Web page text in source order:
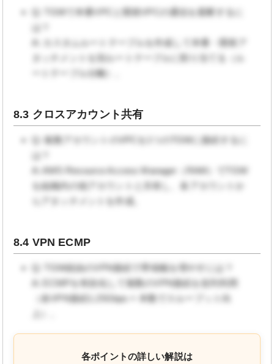
Q: TGWで本番VPCと開発VPCの通信を遮断するに
A: カスタムルートテーブルを作成して本番・開発ア
タッチメントを別ルートテーブルに割り当てる（ル
ートテーブル分離）。
8.3 クロスアカウント共有
Q: 複数アカウントのVPCを1つのTGWに接続するに
A: AWS Resource Access Manager（RAM）でTGW
を組織内の他アカウントと共有し、各アカウントか
らアタッチメントを作成。
8.4 VPN ECMP
Q: TGW経由のVPN接続で帯域幅を増やすには？
A: ECMPを有効化して複数のVPN接続を並列利用
（各VPN接続1.25Gbps × 本数でスループット向
各ポイントの詳しい解説は